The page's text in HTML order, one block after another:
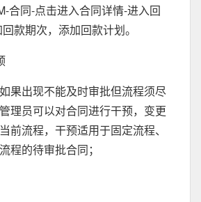
合同-点击进入合同详情-进入回
款期次，添加回款计划。
果出现不能及时审批但流程须尽
理员可以对合同进行干预，变更
前流程，干预适用于固定流程、
程的待审批合同；